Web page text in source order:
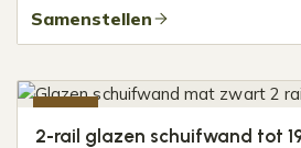
Samenstellen
2-rail glazen schuifwand tot